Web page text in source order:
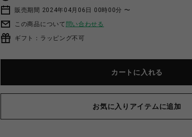
販売期間 2024年04月06日 00時00分 〜
この商品について 問い合わせる
ギフト：ラッピング不可
カートに入れる
お気に入りアイテムに追加